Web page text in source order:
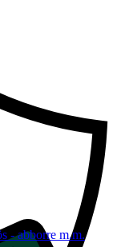
- abborre m.m.